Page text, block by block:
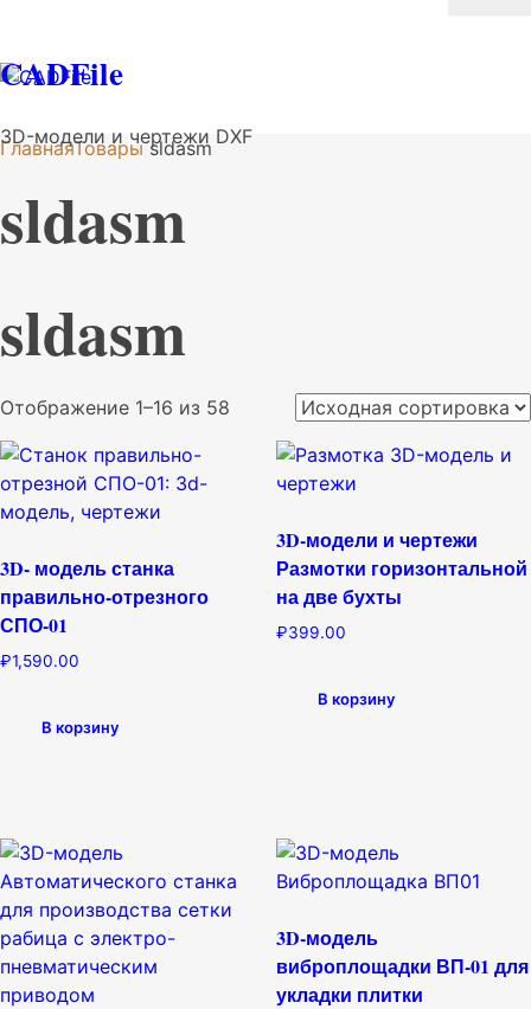
CADFile
3D-модели и чертежи DXF
ГлавнаяТоварыsldasm
sldasm
sldasm
Отображение 1–16 из 58
3D- модель станка
правильно-отрезного
СПО-01
₽1,590.00
В корзину
3D-модели и чертежи
Размотки горизонтальной
на две бухты
₽399.00
В корзину
3D-модель
виброплощадки ВП-01 для
укладки плитки